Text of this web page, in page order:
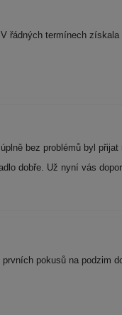
řádných termínech
bez problémů byl
dobře. Už nyní vás
pokusů na podzim